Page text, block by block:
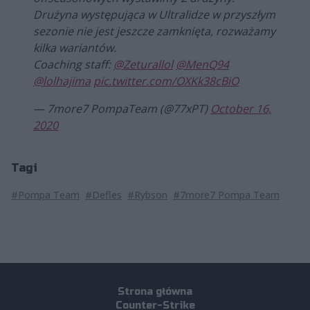
Drużyna występująca w Ultralidze w przyszłym
sezonie nie jest jeszcze zamknięta, rozważamy
kilka wariantów.
Coaching staff: @Zeturallol @MenQ94
@lolhajima pic.twitter.com/OXKk38cBiO
— 7more7 PompaTeam (@77xPT) October 16,
2020
Tagi
#Pompa Team #Defles #Rybson #7more7 Pompa Team
Strona główna
Counter-Strike